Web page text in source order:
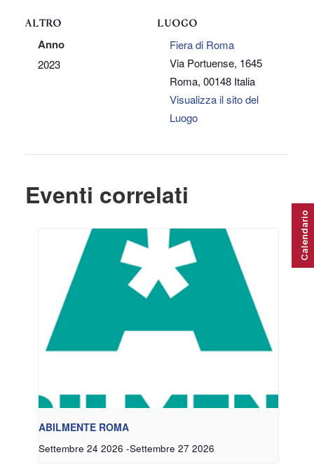
LUOGO
Fiera di Roma
Via Portuense, 1645
Roma, 00148 Italia
Visualizza il sito del
Luogo
ALTRO
Anno
2023
Eventi correlati
ABILMENTE ROMA
Settembre 24 2026 -Settembre 27 2026
Calendario